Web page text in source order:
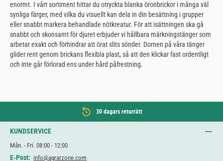
enormt. I vårt sortiment hittar du otryckta blanka öronbrickor i många väl
synliga färger, med vilka du visuellt kan dela in din besättning i grupper
eller snabbt markera behandlade nötkreatur. För att isättningen ska gå
snabbt och skonsamt för djuret erbjuder vi hållbara märkningstänger som
arbetar exakt och förhindrar att örat slits sönder. Dornen på våra tänger
glider rent genom brickans flexibla plast, så att den klickar fast ordentligt
och inte går förlorad ens under hård påfrestning.
30 dagars returrätt
KUNDSERVICE
Mån. - Fri. 08:00 - 12:00
E-Post: info@agrarzone.com